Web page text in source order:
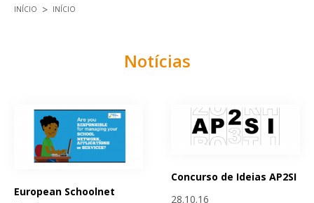
INÍCIO INÍCIO
Notícias
European Schoolnet
Concurso de Ideias AP2SI
28.10.16
Páginas